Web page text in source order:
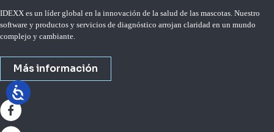
IDEXX es un líder global en la innovación de la salud de las mascotas. Nuestro
software y productos y servicios de diagnóstico arrojan claridad en un mundo
complejo y cambiante.
Más información